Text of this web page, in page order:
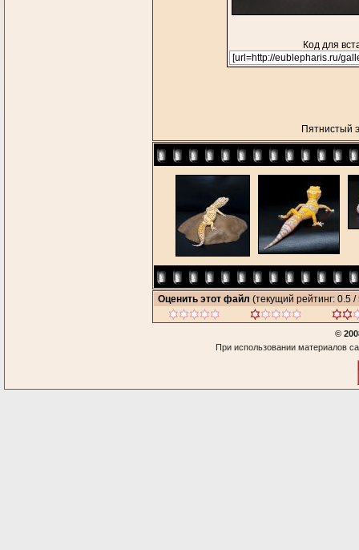
Код для
Пятнистый
Оценить этот файл (текущий рейтинг: 0.5 /
©
При использовании материалов